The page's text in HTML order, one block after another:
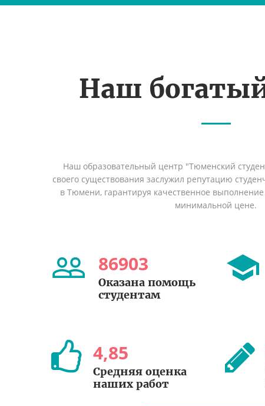
Наш
Наш образовательный центр "Тюменский
своего существования заслужил репутацию
в Тюмени, гарантируя качественное
минимальной цене.
86903
Оказана помощь
студентам
4,85
Средняя оценка
наших работ